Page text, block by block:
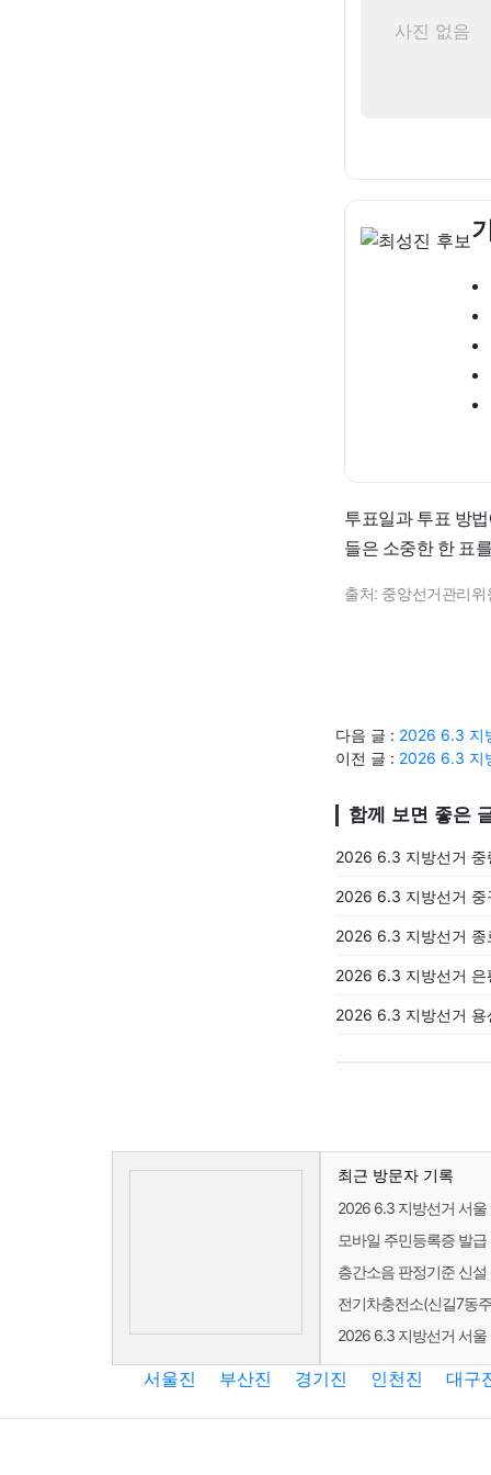
사진 없음
투표일과 투표 방
들은 소중한 한 표
출처: 중앙선거관리
다음 글 : 2026 6.3 지
이전 글 : 2026 6.3 지
함께 보면 좋은
2026 6.3 지방선거 중
2026 6.3 지방선거 중
2026 6.3 지방선거 종
2026 6.3 지방선거 은
2026 6.3 지방선거 용
최근 방문자 기록
2026 6.3 지방선거 서울
모바일 주민등록증 발
층간소음 판정기준 신
전기차충전소(신길7동
2026 6.3 지방선거 서울
서울진 부산진 경기진 인천진 대구